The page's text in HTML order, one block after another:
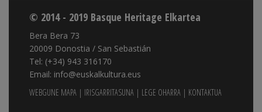
© 2014 - 2019 Basque Heritage Elkartea
Bera Bera 73
20009 Donostia / San Sebastián
Tel: (+34) 943 316170
Email: info@euskalkultura.eus
WEBGUNE MAPA | IRISGARRITASUNA | LEGE OHARRA | KONTAKTUA